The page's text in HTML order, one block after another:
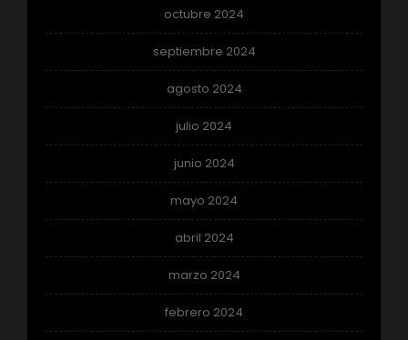
octubre 2024
septiembre 2024
agosto 2024
julio 2024
junio 2024
mayo 2024
abril 2024
marzo 2024
febrero 2024